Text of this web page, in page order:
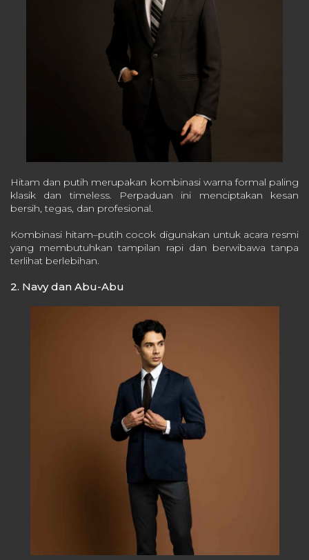
Hitam dan putih merupakan kombinasi warna formal paling
klasik dan timeless.
Perpaduan ini menciptakan kesan
bersih, tegas, dan profesional.
Kombinasi hitam–putih cocok digunakan untuk acara resmi
yang membutuhkan tampilan rapi dan berwibawa tanpa
terlihat berlebihan.
2. Navy dan Abu-Abu